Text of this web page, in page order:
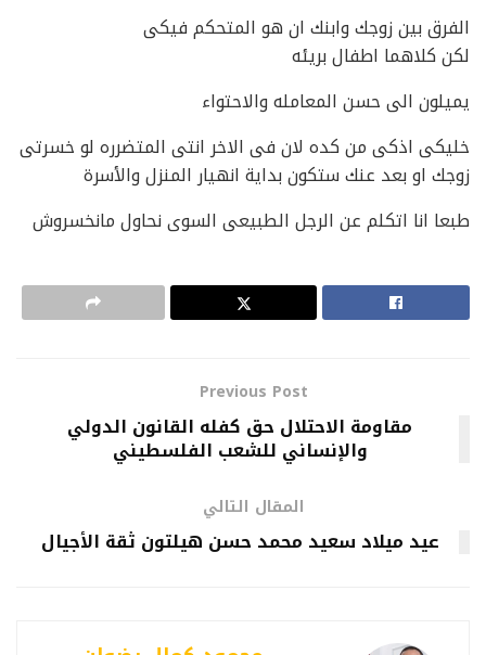
الفرق بين زوجك وابنك ان هو المتحكم فيكى
لكن كلاهما اطفال بريئه
يميلون الى حسن المعامله والاحتواء
خليكى اذكى من كده لان فى الاخر انتى المتضرره لو خسرتى
زوجك او بعد عنك ستكون بداية انهيار المنزل والأسرة
طبعا انا اتكلم عن الرجل الطبيعى السوى نحاول مانخسروش
Previous Post
مقاومة الاحتلال حق كفله القانون الدولي
والإنساني للشعب الفلسطيني
المقال التالي
عيد ميلاد سعيد محمد حسن هيلتون ثقة الأجيال